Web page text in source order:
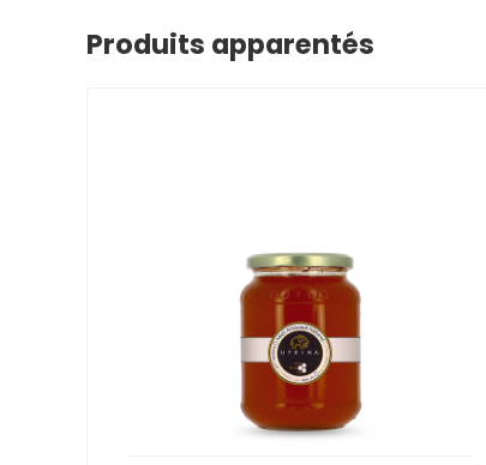
Produits apparentés